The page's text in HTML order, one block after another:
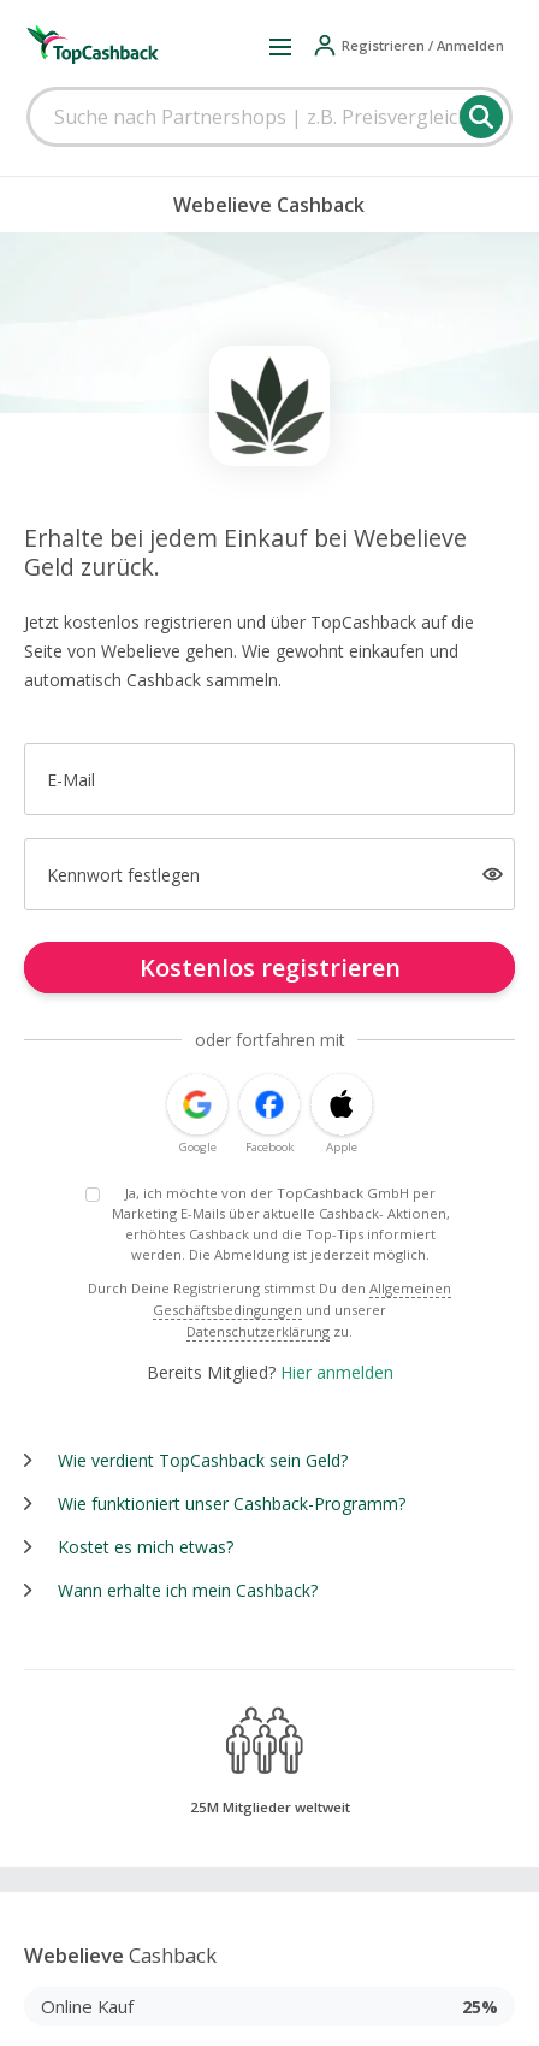
Registrieren / Anmelden
Webelieve Cashback
Erhalte bei jedem Einkauf bei Webelieve
Geld zurück.
Jetzt kostenlos registrieren und über TopCashback auf die
Seite von Webelieve gehen. Wie gewohnt einkaufen und
automatisch Cashback sammeln.
E-Mail
Kennwort festlegen
Kostenlos registrieren
oder fortfahren mit
Google Facebook Apple
Ja, ich möchte von der TopCashback GmbH per
Marketing E-Mails über aktuelle Cashback- Aktionen,
erhöhtes Cashback und die Top-Tips informiert
werden. Die Abmeldung ist jederzeit möglich.
Durch Deine Registrierung stimmst Du den Allgemeinen
Geschäftsbedingungen und unserer
Datenschutzerklärung zu.
Bereits Mitglied? Hier anmelden
Wie verdient TopCashback sein Geld?
Wie funktioniert unser Cashback-Programm?
Kostet es mich etwas?
Wann erhalte ich mein Cashback?
25M Mitglieder weltweit
Webelieve Cashback
Online Kauf 25%